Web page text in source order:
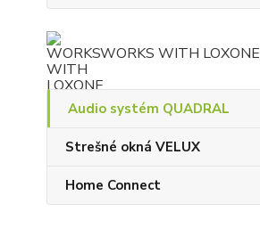
WORKS WITH LOXONE
Audio systém QUADRAL
Strešné okná VELUX
Home Connect